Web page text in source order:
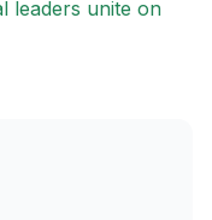
leaders unite on